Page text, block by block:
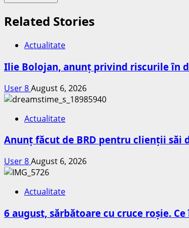
Related Stories
Actualitate
Ilie Bolojan, anunț privind riscurile în
User 8August 6, 2026
Actualitate
Anunț făcut de BRD pentru clienții săi
User 8August 6, 2026
Actualitate
6 august, sărbătoare cu cruce roșie.